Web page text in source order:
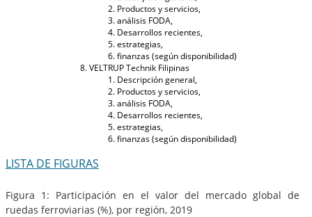
Productos y servicios,
análisis FODA,
Desarrollos recientes,
estrategias,
finanzas (según disponibilidad)
VELTRUP Technik Filipinas
Descripción general,
Productos y servicios,
análisis FODA,
Desarrollos recientes,
estrategias,
finanzas (según disponibilidad)
LISTA DE FIGURAS
Figura 1: Participación en el valor del mercado global de
ruedas ferroviarias (%), por región, 2019